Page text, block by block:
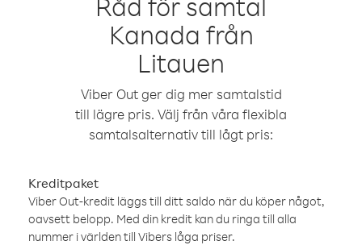
Kanada från
Litauen
Viber Out ger dig mer samtalstid
till lägre pris. Välj från våra flexibla
samtalsalternativ till lågt pris:
Kreditpaket
Viber Out-kredit läggs till ditt saldo när du köper något,
oavsett belopp. Med din kredit kan du ringa till alla
nummer i världen till Vibers låga priser.